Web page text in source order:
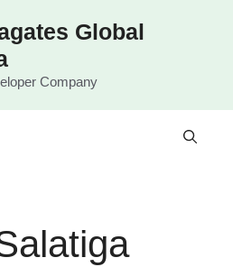
Global
Company